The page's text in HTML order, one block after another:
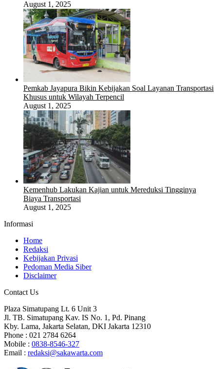
August 1, 2025
Pemkab Jayapura Bikin Kebijakan Soal Layanan Transportasi
Khusus untuk Wilayah Terpencil
August 1, 2025
Kemenhub Lakukan Kajian untuk Mereduksi Tingginya
Biaya Transportasi
August 1, 2025
Informasi
Home
Redaksi
Kebijakan Privasi
Pedoman Media Siber
Disclaimer
Contact Us
Plaza Simatupang Lt. 6 Unit 3
Jl. TB. Simatupang Kav. IS No. 1, Pd. Pinang
Kby. Lama, Jakarta Selatan, DKI Jakarta 12310
Phone : 021 2784 6264
Mobile : 0838-8546-327
Email : redaksi@sakawarta.com